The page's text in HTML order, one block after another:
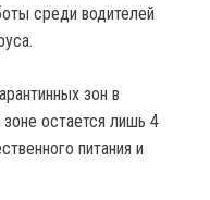
среди водителей
зон в
остается лишь 4
питания и